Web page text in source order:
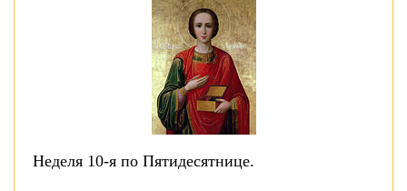
Неделя 10-я по Пятидесятнице.